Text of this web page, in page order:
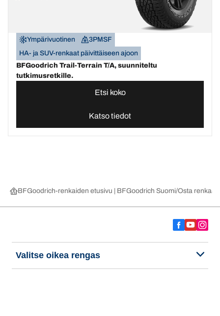
Ympärivuotinen
3PMSF
HA- ja SUV-renkaat päivittäiseen ajoon
BFGoodrich Trail-Terrain T/A, suunniteltu
tutkimusretkille.
Etsi koko
Katso tiedot
BFGoodrich-renkaiden etusivu | BFGoodrich Suomi Osta renkaat
Valitse oikea rengas